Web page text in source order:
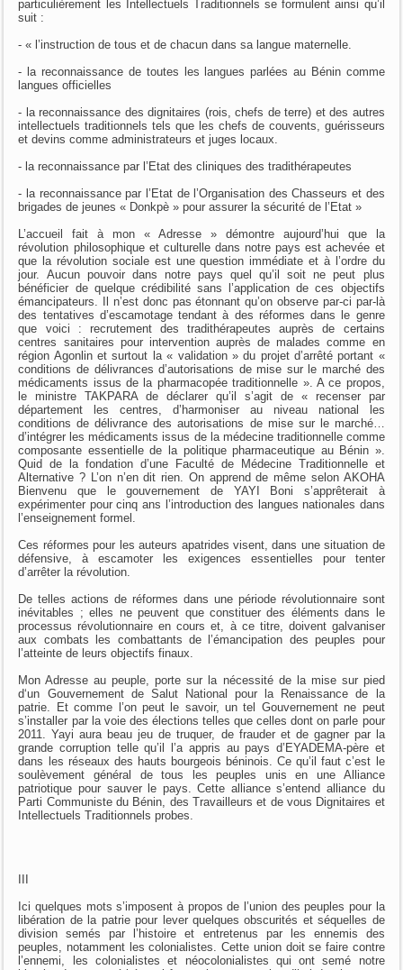
particulièrement les Intellectuels Traditionnels se formulent ainsi qu’il
suit :
- « l’instruction de tous et de chacun dans sa langue maternelle.
- la reconnaissance de toutes les langues parlées au Bénin comme
langues officielles
- la reconnaissance des dignitaires (rois, chefs de terre) et des autres
intellectuels traditionnels tels que les chefs de couvents, guérisseurs
et devins comme administrateurs et juges locaux.
- la reconnaissance par l’Etat des cliniques des tradithérapeutes
- la reconnaissance par l’Etat de l’Organisation des Chasseurs et des
brigades de jeunes « Donkpè » pour assurer la sécurité de l’Etat »
L’accueil fait à mon « Adresse » démontre aujourd’hui que la
révolution philosophique et culturelle dans notre pays est achevée et
que la révolution sociale est une question immédiate et à l’ordre du
jour. Aucun pouvoir dans notre pays quel qu’il soit ne peut plus
bénéficier de quelque crédibilité sans l’application de ces objectifs
émancipateurs. Il n’est donc pas étonnant qu’on observe par-ci par-là
des tentatives d’escamotage tendant à des réformes dans le genre
que voici : recrutement des tradithérapeutes auprès de certains
centres sanitaires pour intervention auprès de malades comme en
région Agonlin et surtout la « validation » du projet d’arrêté portant «
conditions de délivrances d’autorisations de mise sur le marché des
médicaments issus de la pharmacopée traditionnelle ». A ce propos,
le ministre TAKPARA de déclarer qu’il s’agit de « recenser par
département les centres, d’harmoniser au niveau national les
conditions de délivrance des autorisations de mise sur le marché…
d’intégrer les médicaments issus de la médecine traditionnelle comme
composante essentielle de la politique pharmaceutique au Bénin ».
Quid de la fondation d’une Faculté de Médecine Traditionnelle et
Alternative ? L’on n’en dit rien. On apprend de même selon AKOHA
Bienvenu que le gouvernement de YAYI Boni s’apprêterait à
expérimenter pour cinq ans l’introduction des langues nationales dans
l’enseignement formel.
Ces réformes pour les auteurs apatrides visent, dans une situation de
défensive, à escamoter les exigences essentielles pour tenter
d’arrêter la révolution.
De telles actions de réformes dans une période révolutionnaire sont
inévitables ; elles ne peuvent que constituer des éléments dans le
processus révolutionnaire en cours et, à ce titre, doivent galvaniser
aux combats les combattants de l’émancipation des peuples pour
l’atteinte de leurs objectifs finaux.
Mon Adresse au peuple, porte sur la nécessité de la mise sur pied
d‘un Gouvernement de Salut National pour la Renaissance de la
patrie. Et comme l’on peut le savoir, un tel Gouvernement ne peut
s’installer par la voie des élections telles que celles dont on parle pour
2011. Yayi aura beau jeu de truquer, de frauder et de gagner par la
grande corruption telle qu’il l’a appris au pays d’EYADEMA-père et
dans les réseaux des hauts bourgeois béninois. Ce qu’il faut c’est le
soulèvement général de tous les peuples unis en une Alliance
patriotique pour sauver le pays. Cette alliance s’entend alliance du
Parti Communiste du Bénin, des Travailleurs et de vous Dignitaires et
Intellectuels Traditionnels probes.
III
Ici quelques mots s’imposent à propos de l’union des peuples pour la
libération de la patrie pour lever quelques obscurités et séquelles de
division semés par l’histoire et entretenus par les ennemis des
peuples, notamment les colonialistes. Cette union doit se faire contre
l’ennemi, les colonialistes et néocolonialistes qui ont semé notre